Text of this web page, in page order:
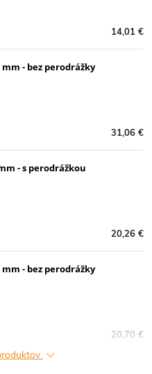
14,01 €
mm - bez perodrážky
31,06 €
- s perodrážkou
20,26 €
mm - bez perodrážky
20,70 €